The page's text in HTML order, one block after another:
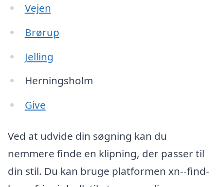
Vejen
Brørup
Jelling
Herningsholm
Give
Ved at udvide din søgning kan du
nemmere finde en klipning, der passer til
din stil. Du kan bruge platformen xn--find-